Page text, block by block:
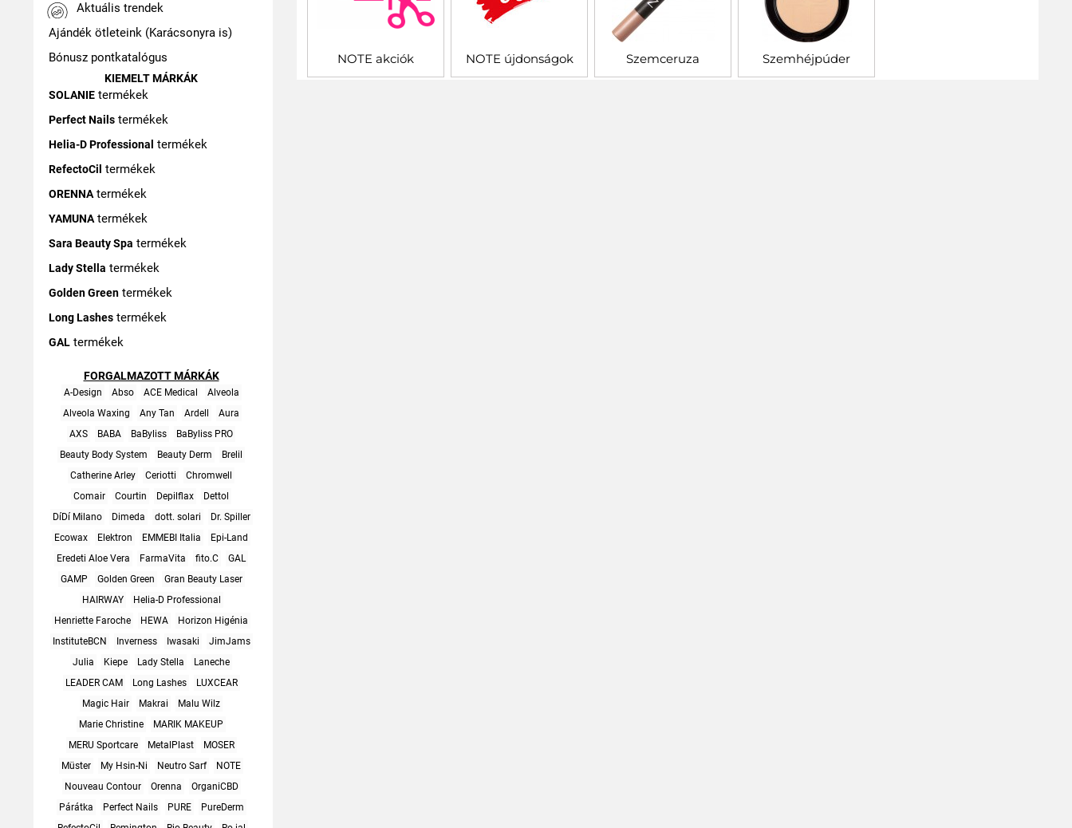
Aktuális trendek
Ajándék ötleteink (Karácsonyra is)
Bónusz pontkatalógus
KIEMELT MÁRKÁK
SOLANIE termékek
Perfect Nails termékek
Helia-D Professional termékek
RefectoCil termékek
ORENNAtermékek
YAMUNAtermékek
Sara Beauty Spa termékek
Lady Stella termékek
Golden Green termékek
Long Lashes termékek
GAL termékek
FORGALMAZOTT MÁRKÁK
A-Design Abso ACE Medical
Alveola
Alveola Waxing
Any Tan Ardell
Aura
AXS
BABA BaByliss
BaByliss PRO
Beauty Body System
Beauty Derm
Brelil
Catherine Arley
Ceriotti
Chromwell
Comair
Courtin Depilflax
Dettol
DíDí Milano
Dimeda dott. solari
Dr. Spiller
Ecowax
Elektron EMMEBI Italia
Epi-Land
Eredeti Aloe Vera
FarmaVita fito.C
GAL
GAMP
Golden Green
Gran Beauty Laser
HAIRWAY
Helia-D Professional
Henriette Faroche
HEWA
Horizon Higénia
InstituteBCN
Inverness Iwasaki
JimJams
Julia
Kiepe Lady Stella
Laneche
LEADER CAM
Long Lashes
LUXCEAR
Magic Hair
Makrai
Malu Wilz
Marie Christine
MARIK MAKEUP
MERU Sportcare
MetalPlast
MOSER
Müster
My Hsin-Ni Neutro Sarf
NOTE
Nouveau Contour
Orenna
OrganiCBD
Párátka
Perfect Nails PURE
PureDerm
NOTE akciók NOTE újdonságok Szemceruza Szemhéjpúder